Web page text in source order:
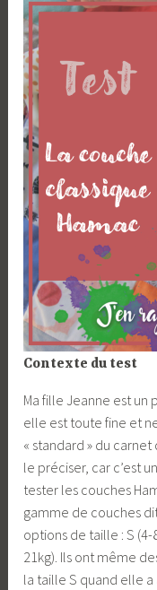
Contexte du test
Ma fille Jeanne est
elle est toute fine et
« standard » du
le préciser, car c’est
tester les couches
gamme de couches
options de taille : S (4-
21kg). Ils ont même
la taille S quand elle